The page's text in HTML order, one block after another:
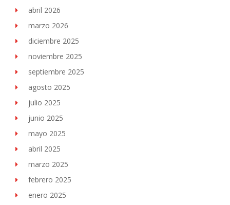
abril 2026
marzo 2026
diciembre 2025
noviembre 2025
septiembre 2025
agosto 2025
julio 2025
junio 2025
mayo 2025
abril 2025
marzo 2025
febrero 2025
enero 2025